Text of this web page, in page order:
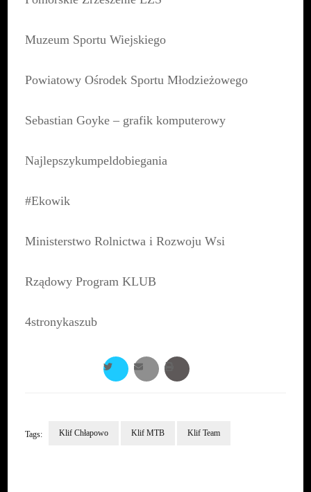
Muzeum Sportu Wiejskiego
Powiatowy Ośrodek Sportu Młodzieżowego
Sebastian Goyke – grafik komputerowy
Najlepszykumpeldobiegania
#Ekowik
Ministerstwo Rolnictwa i Rozwoju Wsi
Rządowy Program KLUB
4stronykaszub
Tags: Klif Chłapowo Klif MTB Klif Team